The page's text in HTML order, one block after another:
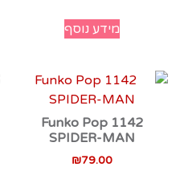
מידע נוסף
Funko Pop 1142
SPIDER-MAN
₪79.00